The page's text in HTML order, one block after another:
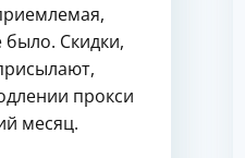
было. Скидки,
прокси
месяц.